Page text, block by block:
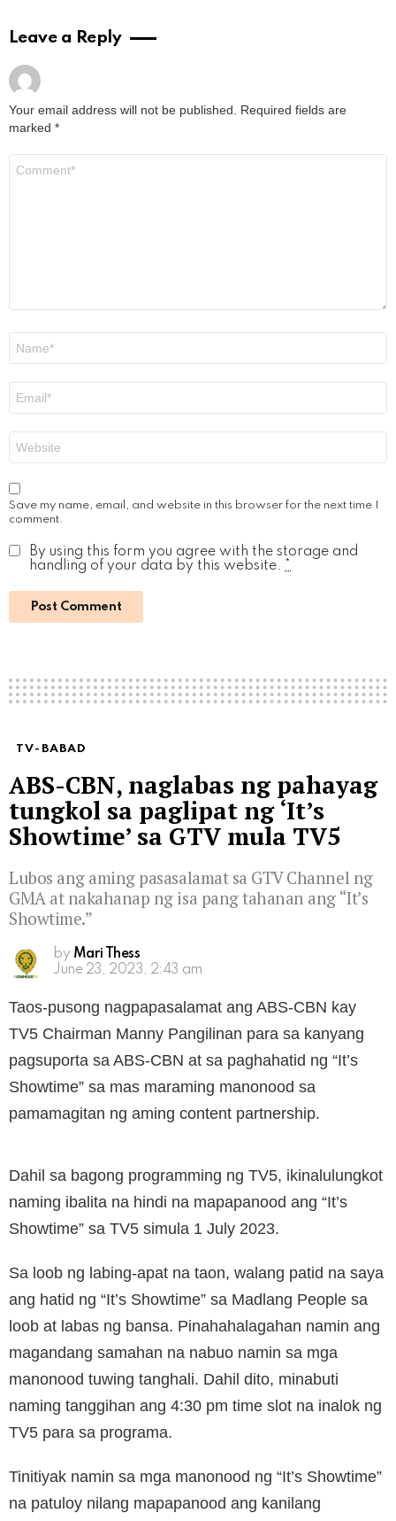
Leave a Reply
Your email address will not be published.
Required fields are
marked *
Save my name, email, and website in this browser for the next time I
comment.
By using this form you agree with the storage and
handling of your data by this website. *
TV-BABAD
ABS-CBN, naglabas ng pahayag
tungkol sa paglipat ng ‘It’s
Showtime’ sa GTV mula TV5
Lubos ang aming pasasalamat sa GTV Channel ng
GMA at nakahanap ng isa pang tahanan ang “It’s
Showtime.”
by Mari Thess
June 23, 2023, 2:43 am
Taos-pusong nagpapasalamat ang ABS-CBN kay
TV5 Chairman Manny Pangilinan para sa kanyang
pagsuporta sa ABS-CBN at sa paghahatid ng “It’s
Showtime” sa mas maraming manonood sa
pamamagitan ng aming content partnership.
Dahil sa bagong programming ng TV5, ikinalulungkot
naming ibalita na hindi na mapapanood ang “It’s
Showtime” sa TV5 simula 1 July 2023.
Sa loob ng labing-apat na taon, walang patid na saya
ang hatid ng “It’s Showtime” sa Madlang People sa
loob at labas ng bansa. Pinahahalagahan namin ang
magandang samahan na nabuo namin sa mga
manonood tuwing tanghali. Dahil dito, minabuti
naming tanggihan ang 4:30 pm time slot na inalok ng
TV5 para sa programa.
Tinitiyak namin sa mga manonood ng “It’s Showtime”
na patuloy nilang mapapanood ang kanilang